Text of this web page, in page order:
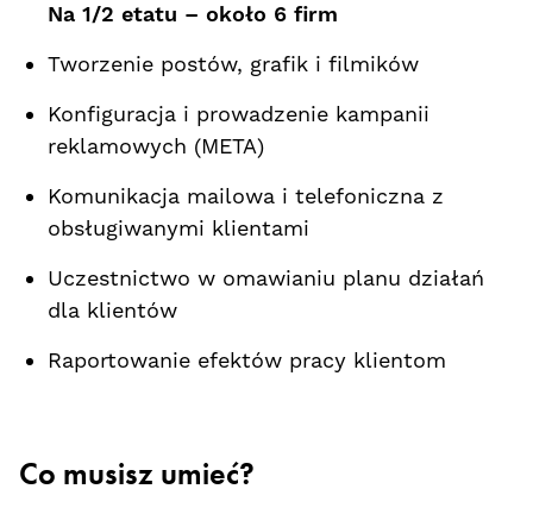
Na 1/2 etatu – około 6 firm
Tworzenie postów, grafik i filmików
Konfiguracja i prowadzenie kampanii
reklamowych (META)
Komunikacja mailowa i telefoniczna z
obsługiwanymi klientami
Uczestnictwo w omawianiu planu działań
dla klientów
Raportowanie efektów pracy klientom
Co musisz umieć?